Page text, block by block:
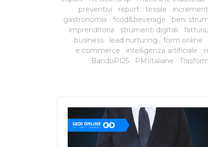
preventivi
report tessile
gastronomia
food&beverage beni
imprenditoria
strumenti digitali
business
lead nurturing form online
e commerce
intelligenza artificiale
BandoPI25
PMIitaliane